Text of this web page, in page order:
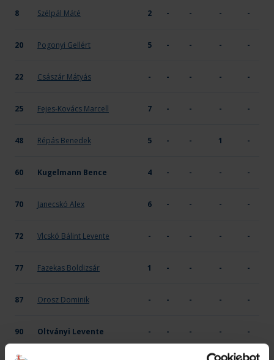
8 Szélpál Máté 2 - - - -
20 Pogonyi Gellért 5 - - - -
22 Császár Mátyás - - - - -
25 Fejes-Kovács Marcell 7 - - - -
48 Répás Benedek 5 - - 1 -
60 Kugelmann Bence 4 - - - -
70 Janecskó Alex 6 - - - -
72 Vlcskó Bálint Levente - - - - -
77 Fazekas Boldizsár 1 - - - -
87 Orosz Dominik - - - - -
90 Oltványi Levente - - - - -